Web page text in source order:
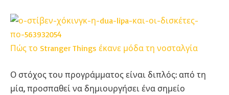
Πώς το Stranger Things έκανε μόδα τη νοσταλγία
Ο στόχος του προγράμματος είναι διπλός: από τη
μία, προσπαθεί να δημιουργήσει ένα σημείο